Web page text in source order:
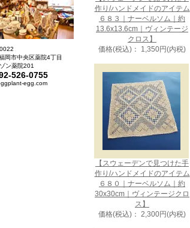
作り/ハンドメイドのアイテム
６８３｜ナーベルソム｜約
13.6x13.6cm｜ヴィンテージ
クロス】
価格(税込)： 1,350円(内税)
【スウェーデンで見つけた手
作り/ハンドメイドのアイテム
６８０｜ナーベルソム｜約
30x30cm｜ヴィンテージクロ
ス】
価格(税込)： 2,300円(内税)
岡市中央区薬院4丁目
ン薬院201
526-0755
egg.com